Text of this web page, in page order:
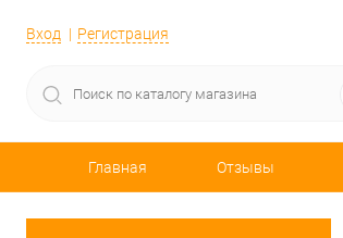
Вход Регистрация
Главная Отзывы